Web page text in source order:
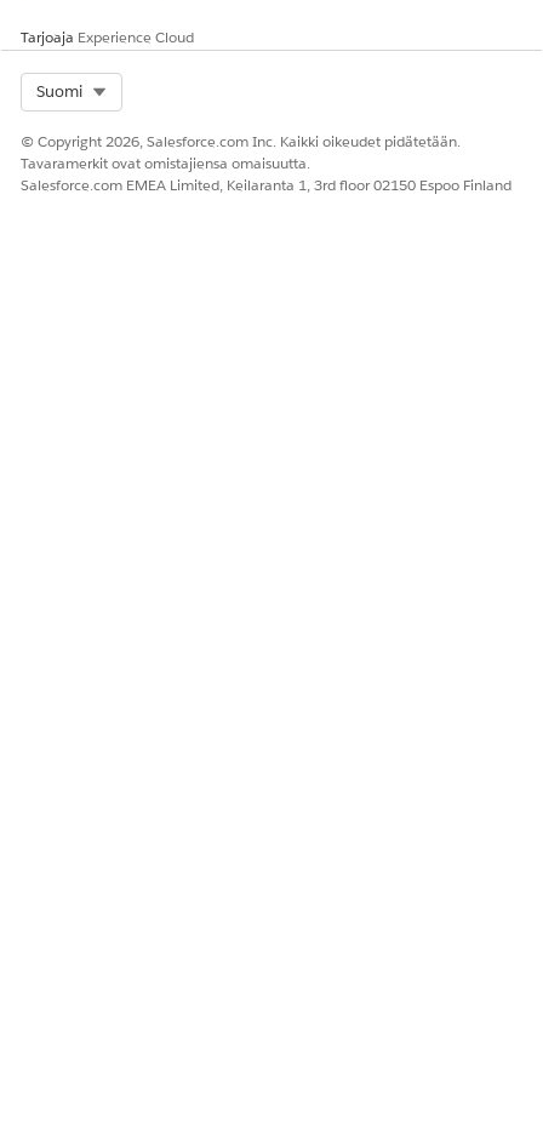
RATKAISIKO TÄMÄ ARTIKKELI ONGELMASI?
Anna palautetta, jotta voimme kehittyä!
Kyllä Ei
Tarjoaja Experience Cloud
Suomi
© Copyright 2026, Salesforce.com Inc. Kaikki oikeudet pidätetään.
Tavaramerkit ovat omistajiensa omaisuutta.
Salesforce.com EMEA Limited, Keilaranta 1, 3rd floor 02150 Espoo Finland